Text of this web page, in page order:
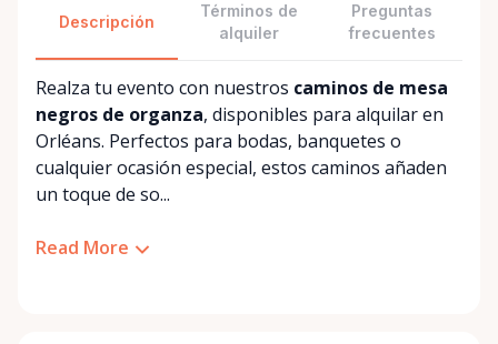
Descripción
Términos de
alquiler
Preguntas
frecuentes
Realza tu evento con nuestros caminos de mesa
negros de organza, disponibles para alquilar en
Orléans. Perfectos para bodas, banquetes o
cualquier ocasión especial, estos caminos añaden
un toque de so...
Read More